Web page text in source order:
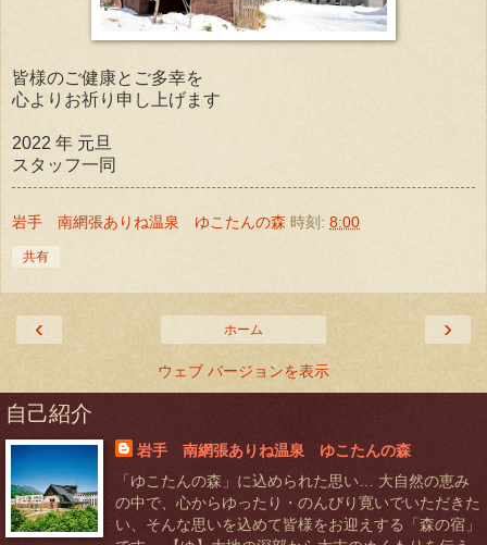
皆様のご健康とご多幸を
心よりお祈り申し上げます
2022 年 元旦
スタッフ一同
岩手 南網張ありね温泉 ゆこたんの森 時刻: 8:00
共有
‹ ›
ホーム
ウェブ バージョンを表示
自己紹介
岩手 南網張ありね温泉 ゆこたんの森
「ゆこたんの森」に込められた思い… 大自然の恵み
の中で、心からゆったり・のんびり寛いでいただきた
い、そんな思いを込めて皆様をお迎えする「森の宿」